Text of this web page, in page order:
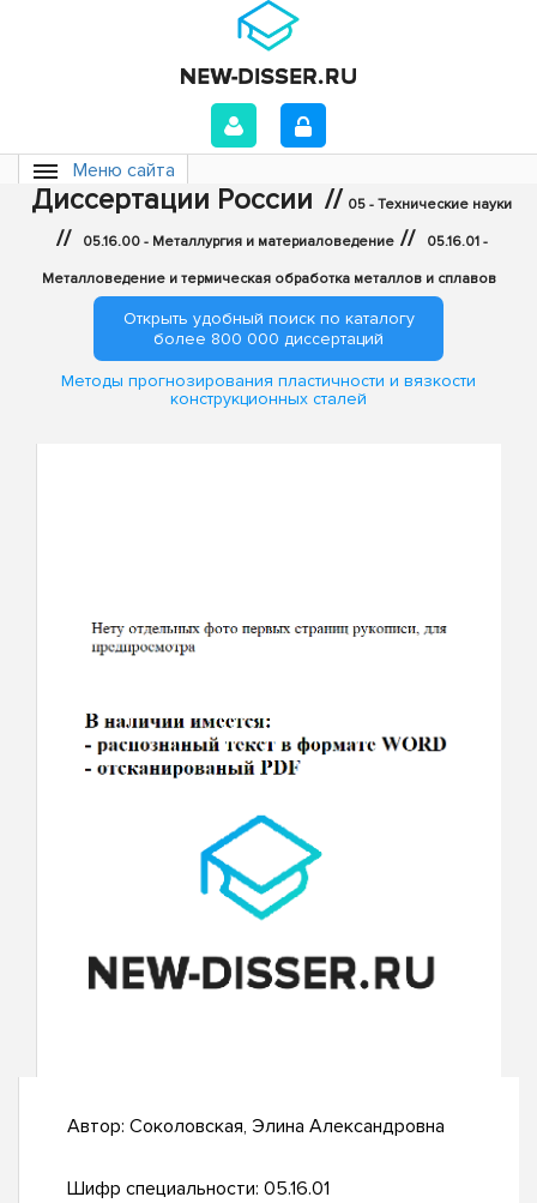
Меню сайта
Диссертации России // 05 - Технические науки
// 05.16.00 - Металлургия и материаловедение // 05.16.01 -
Металловедение и термическая обработка металлов и сплавов
Открыть удобный поиск по каталогу
более 800 000 диссертаций
Методы прогнозирования пластичности и вязкости
конструкционных сталей
Автор: Соколовская, Элина Александровна
Шифр специальности: 05.16.01